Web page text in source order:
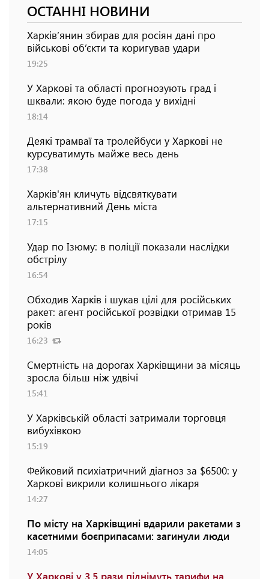
ОСТАННІ НОВИНИ
Харків’янин збирав для росіян дані про
військові об’єкти та коригував удари
19:25
У Харкові та області прогнозують град і
шквали: якою буде погода у вихідні
18:14
Деякі трамваї та тролейбуси у Харкові не
курсуватимуть майже весь день
17:38
Харків'ян кличуть відсвяткувати
альтернативний День міста
17:15
Удар по Ізюму: в поліції показали наслідки
обстрілу
16:54
Обходив Харків і шукав цілі для російських
ракет: агент російської розвідки отримав 15
років
16:23
Смертність на дорогах Харківщини за місяць
зросла більш ніж удвічі
15:41
У Харківській області затримали торговця
вибухівкою
15:19
Фейковий психіатричний діагноз за $6500: у
Харкові викрили колишнього лікаря
14:27
По місту на Харківщині вдарили ракетами з
касетними боєприпасами: загинули люди
14:05
У Харкові у 3,5 рази піднімуть тарифи на